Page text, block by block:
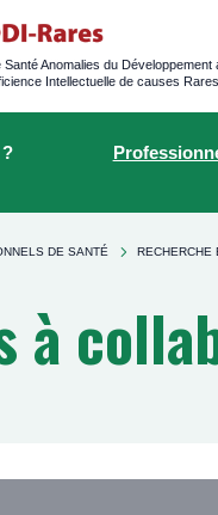
Santé Anomalies du Développement
Intellectuelle de causes Rares
DE SANTÉ RECHERCHE
à